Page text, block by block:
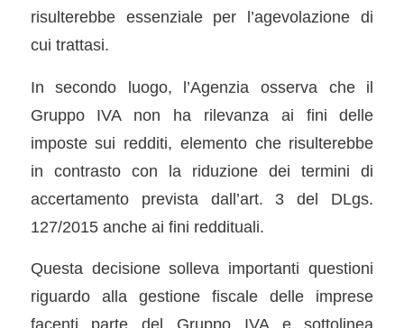
risulterebbe essenziale per l’agevolazione di
cui trattasi.
In secondo luogo, l’Agenzia osserva che il
Gruppo IVA non ha rilevanza ai fini delle
imposte sui redditi, elemento che risulterebbe
in contrasto con la riduzione dei termini di
accertamento prevista dall’art. 3 del DLgs.
127/2015 anche ai fini reddituali.
Questa decisione solleva importanti questioni
riguardo alla gestione fiscale delle imprese